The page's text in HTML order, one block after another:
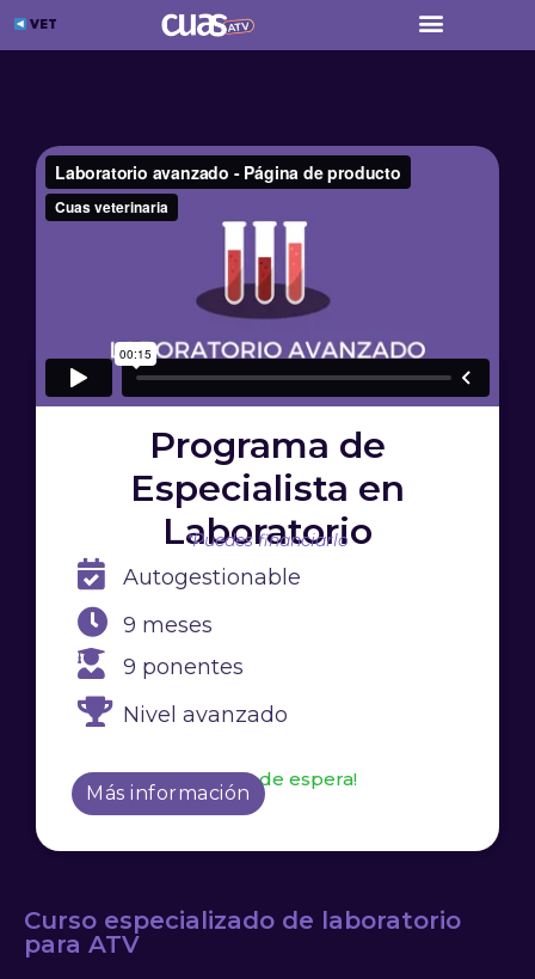
VET
Programa de
Especialista en
Laboratorio
*Puedes financiarlo
Autogestionable
9 meses
9 ponentes
Nivel avanzado
¡Apúntate a la lista de espera!
Más información
Curso especializado de laboratorio
para ATV